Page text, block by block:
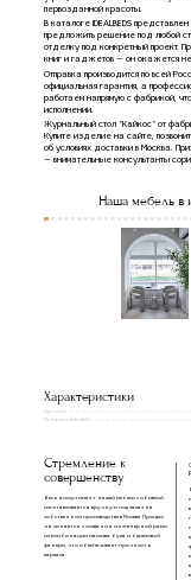
первозданной красоты.
В каталоге IDEALBEDS
предложить решение под любой
отделку под конкретный проект.
книг и гаджетов — он окажется
Отправка производится по всей
официальная гарантия, а
работаем напрямую с фабрикой, что
исполнении.
Журнальный стол "Кайкос" от
Купите изделие на сайте,
об условиях доставки в Москва.
— внимательные консультанты
Наша мебель в
Характеристики
Артикул
Габариты(ВxШxГ)
Стремление к
совершенству
Весь ассортимент нашей мебели с обивкой
изготавливается вручную под заказ на
собственном производстве в Москве. Процесс
начинается с создания инженерной рамы
из комбинации массива бука и березовой
фанеры, что обеспечивает прочность
каркаса.